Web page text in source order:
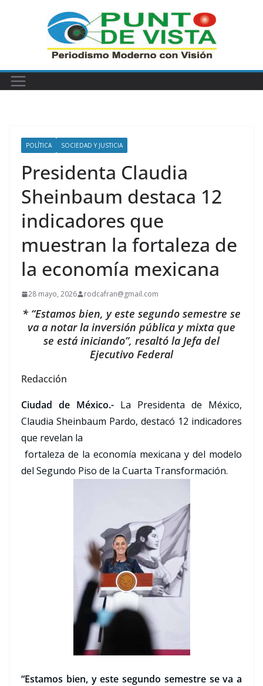
POLÍTICA SOCIEDAD Y JUSTICIA
Presidenta Claudia
Sheinbaum destaca 12
indicadores que
muestran la fortaleza de
la economía mexicana
28 mayo, 2026 rodcafran@gmail.com
* “Estamos bien, y este segundo semestre se
va a notar la inversión pública y mixta que
se está iniciando”, resaltó la Jefa del
Ejecutivo Federal
Redacción
Ciudad de México.- La Presidenta de México,
Claudia Sheinbaum Pardo, destacó 12 indicadores
que revelan la
fortaleza de la economía mexicana y del modelo
del Segundo Piso de la Cuarta Transformación.
“Estamos bien, y este segundo semestre se va a